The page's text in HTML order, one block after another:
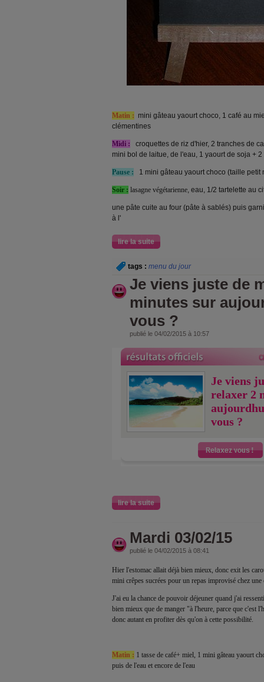
Matin : mini gâteau yaourt choco, 1 café au
clémentines
Midi : croquettes de riz d'hier, 2 tranches de
mini bol de laitue, de l'eau, 1 yaourt de soja +
Pause : 1 mini gâteau yaourt choco (taille petit
Soir : lasagne végétarienne, eau, 1/2 tartelette au
une pâte cuite au four (pâte à sablés) puis
à l'
lire la suite
tags : menu du jour
Je viens juste de
minutes sur
vous ?
publié le 04/02/2015 à 10:57
Je viens
relaxer 2
vous ?
lire la suite
Mardi 03/02/15
publié le 04/02/2015 à 08:41
Hier l'estomac allait déjà bien mieux, donc exit les
mini crêpes sucrées pour un repas improvisé chez une
J'ai eu la chance de pouvoir déjeuner quand j'ai
bien mieux que de manger "à l'heure, parce que c'est
donc autant en profiter dès qu'on à cette possibilité.
Matin : 1 tasse de café+ miel, 1 mini gâteau yaourt
puis de l'eau et encore de l'eau